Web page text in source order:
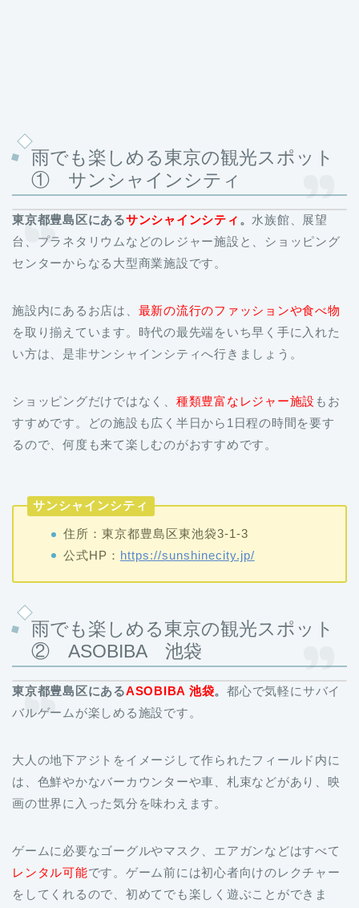
雨でも楽しめる東京の観光スポット
① サンシャインシティ
東京都豊島区にあるサンシャインシティ 。 水族館、展望
台、プラネタリウムなどのレジャー施設と、ショッピング
センターからなる大型商業施設です。
施設内にあるお店は、 最新の流行のファッションや食べ物
を取り揃えています。時代の最先端をいち早く手に入れた
い方は、是非サンシャインシティへ行きましょう。
ショッピングだけではなく、 種類豊富なレジャー施設 もお
すすめです。どの施設も広く半日から1日程の時間を要す
るので、何度も来て楽しむのがおすすめです。
サンシャインシティ
住所：東京都豊島区東池袋3-1-3
公式HP： https://sunshinecity.jp/
雨でも楽しめる東京の観光スポット
② ASOBIBA 池袋
東京都豊島区にあるASOBIBA 池袋。都心で気軽にサバイ
バルゲームが楽しめる施設です。
大人の地下アジトをイメージして作られたフィールド内に
は、色鮮やかなバーカウンターや車、札束などがあり、映
画の世界に入った気分を味わえます。
ゲームに必要なゴーグルやマスク、エアガンなどはすべて
レンタル可能です。ゲーム前には初心者向けのレクチャー
をしてくれるので、初めてでも楽しく遊ぶことができま